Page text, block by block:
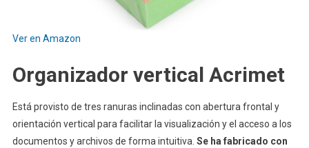
Ver en Amazon
Organizador vertical Acrimet
Está provisto de tres ranuras inclinadas con abertura frontal y
orientación vertical para facilitar la visualización y el acceso a los
documentos y archivos de forma intuitiva. Se ha fabricado con